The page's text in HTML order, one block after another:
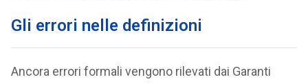
Gli errori nelle definizioni
Ancora errori formali vengono rilevati dai Garanti